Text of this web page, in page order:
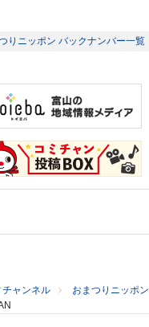
りニッポン バックナンバー一覧
チャンネル おまつりニッポン